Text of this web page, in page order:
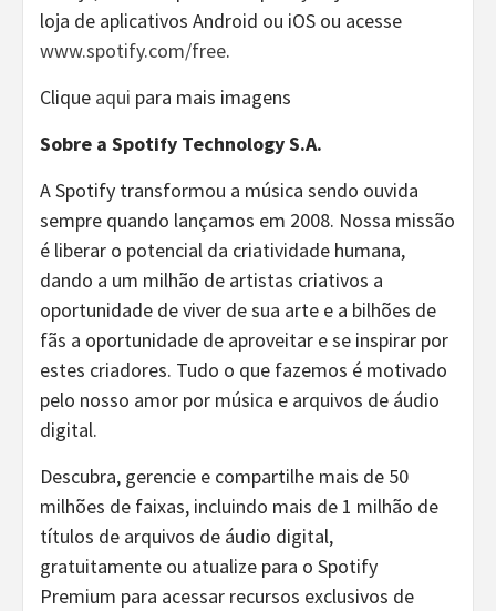
loja de aplicativos Android ou iOS ou acesse
www.spotify.com/free.
Clique aqui para mais imagens
Sobre a Spotify Technology S.A.
A Spotify transformou a música sendo ouvida
sempre quando lançamos em 2008. Nossa missão
é liberar o potencial da criatividade humana,
dando a um milhão de artistas criativos a
oportunidade de viver de sua arte e a bilhões de
fãs a oportunidade de aproveitar e se inspirar por
estes criadores. Tudo o que fazemos é motivado
pelo nosso amor por música e arquivos de áudio
digital.
Descubra, gerencie e compartilhe mais de 50
milhões de faixas, incluindo mais de 1 milhão de
títulos de arquivos de áudio digital,
gratuitamente ou atualize para o Spotify
Premium para acessar recursos exclusivos de